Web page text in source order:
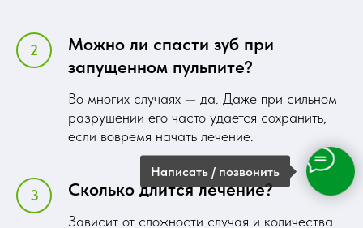
Написать / позвонить
Можно ли спасти зуб при
запущенном пульпите?
Во многих случаях — да. Даже при сильном
разрушении его часто удается сохранить,
если вовремя начать лечение.
Сколько длится лечение?
Зависит от сложности случая и количества